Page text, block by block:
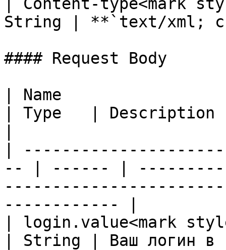
String | **`text/xml;
#### Request Body
| Name
| Type   | Description
|
-- | ------ |
------------ |
| login.value<mark
| String | Ваш логин в